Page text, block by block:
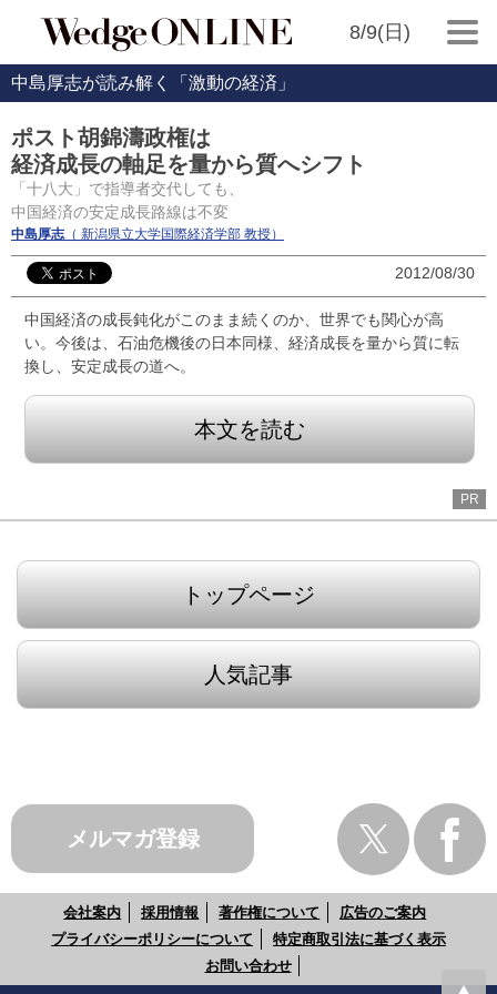
8/9(日)
中島厚志が読み解く「激動の経済」
ポスト胡錦濤政権は
経済成長の軸足を量から質へシフト
「十八大」で指導者交代しても、
中国経済の安定成長路線は不変
中島厚志（ 新潟県立大学国際経済学部 教授）
2012/08/30
中国経済の成長鈍化がこのまま続くのか、世界でも関心が高
い。今後は、石油危機後の日本同様、経済成長を量から質に転
換し、安定成長の道へ。
本文を読む
PR
トップページ
人気記事
メルマガ登録
会社案内 採用情報 著作権について
広告のご案内
プライバシーポリシーについて
特定商取引法に基づく表示
お問い合わせ